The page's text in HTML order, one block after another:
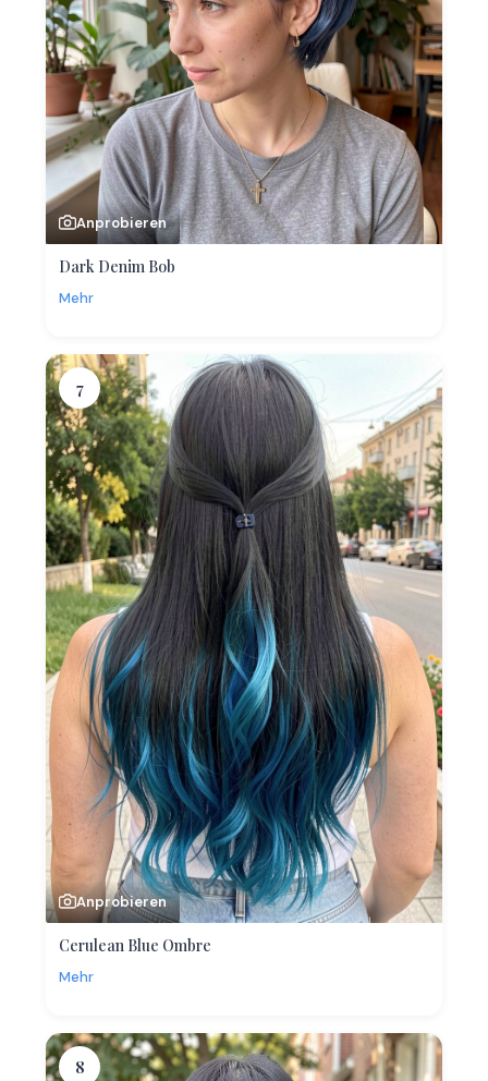
Anprobieren
Dark Denim Bob
Mehr
7
Anprobieren
Cerulean Blue Ombre
Mehr
8